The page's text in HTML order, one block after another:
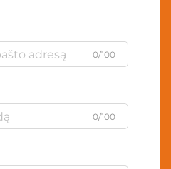
0/100
0/100